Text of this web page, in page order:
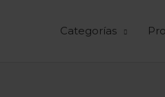
Categorías